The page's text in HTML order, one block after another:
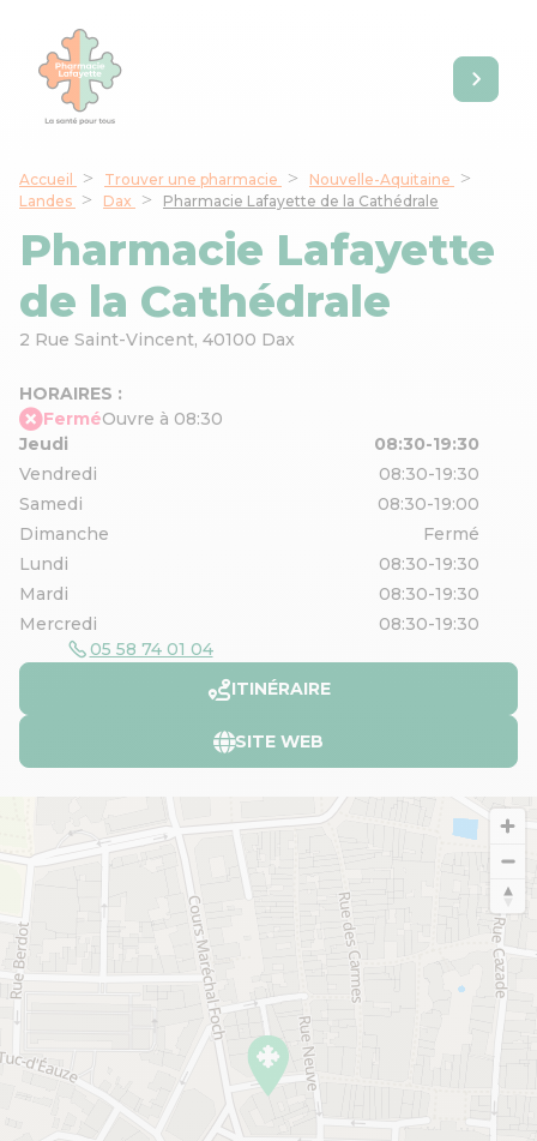
Accueil Trouver une pharmacie
Nouvelle-Aquitaine
Landes
Dax Pharmacie Lafayette de la Cathédrale
Pharmacie Lafayette
de la Cathédrale
2 Rue Saint-Vincent, 40100 Dax
HORAIRES :
FerméOuvre à 08:30
Jeudi
08:30-19:30
Vendredi
08:30-19:30
Samedi
08:30-19:00
Dimanche
Fermé
Lundi
08:30-19:30
Mardi
08:30-19:30
Mercredi
08:30-19:30
05 58 74 01 04
ITINÉRAIRE
SITE WEB